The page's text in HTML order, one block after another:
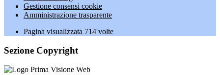
Gestione consensi cookie
Amministrazione trasparente
Pagina visualizzata 714 volte
Sezione Copyright